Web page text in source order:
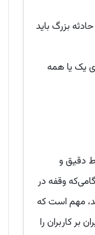
بزرگ باید
یک یا همه
دقیق و
وقفه در
مهم است که
بر کاربران را